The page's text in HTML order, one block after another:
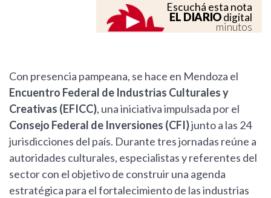
Escuchá esta nota
EL DIARIOdigital
minutos
Con presencia pampeana, se hace en Mendoza el
Encuentro Federal de Industrias Culturales y
Creativas (EFICC), una iniciativa impulsada por el
Consejo Federal de Inversiones (CFI)junto a las 24
jurisdicciones del país. Durante tres jornadas reúne a
autoridades culturales, especialistas y referentes del
sector con el objetivo de construir una agenda
estratégica para el fortalecimiento de las industrias